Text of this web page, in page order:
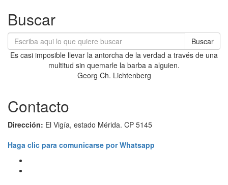
Buscar
Buscar
Es casi imposible llevar la antorcha de la verdad a través de una
multitud sin quemarle la barba a alguien.
Georg Ch. Lichtenberg
Contacto
Dirección: El Vigía, estado Mérida. CP 5145
Haga clic para comunicarse por Whatsapp